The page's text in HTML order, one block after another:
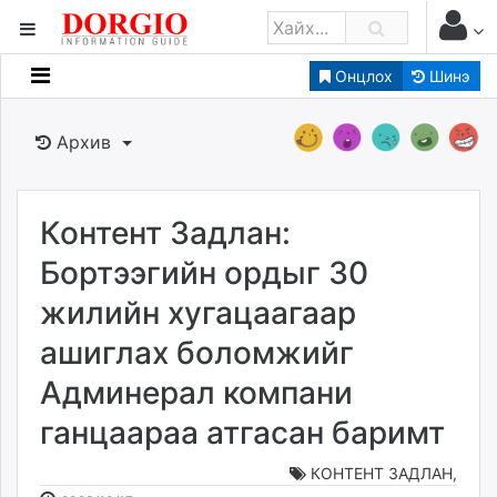
Онцлох Шинэ
Мэдээллийн
Банк санхүү
Бизнес ААН
Төрийн
dorgio.mn
Gogo.mn
news.mn
zindaa.mn
tovch.mn
Архив
Контент Задлан:
Бортээгийн ордыг 30
жилийн хугацаагаар
ашиглах боломжийг
Админерал компани
ганцаараа атгасан баримт
КОНТЕНТ ЗАДЛАН,